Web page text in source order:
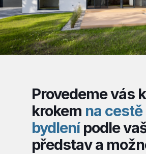
Provedeme vás
krokem na cestě
bydlenípodle
představ a